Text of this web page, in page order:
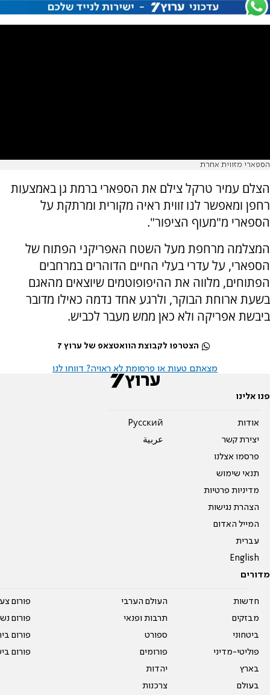
הספארי מזווית אחרת
הצלם עמיר טרקל צילם את הספארי ברמת גן באמצעות
רחפן ומאפשר לנו זווית ראיה מקורית ומרתקת על
הספארי מ"מעוף הציפור".
המצלמה מרחפת מעל השטח האפריקני הפתוח של
הספארי, על עדרי בעלי החיים הדוהרים במרחבים
הפתוחים, מלווה את ההיפופוטמים שיוצאים מהאגם
בשעת ארוחת הבוקר, ולרגע אחד נדמה כאילו מדובר
ביבשת אפריקה ולא כאן ממש מעבר לכביש.
הצטרפו לקבוצת הוואטצאפ של ערוץ 7
מצאתם טעות או פרסומת לא ראויה? דווחו לנו
פנו אלינו
אודות
יצירת קשר
פרסמו אצלנו
תנאי שימוש
מדיניות פרטיות
הצהרת נגישות
המייל האדום
עברית
English
Pусский
عربية
מדורים
חדשות
מבזקים
ביטחוני
פוליטי-מדיני
בארץ
בעולם
העולם הערבי
תרבות ופנאי
ספורט
פורומים
יהדות
צרכנות
פורום
פורום
פורום
פורום